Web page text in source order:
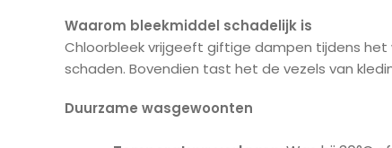
Waarom bleekmiddel schadelijk is
Chloorbleek vrijgeeft giftige dampen tijdens het
schaden. Bovendien tast het de vezels van
Duurzame wasgewoonten